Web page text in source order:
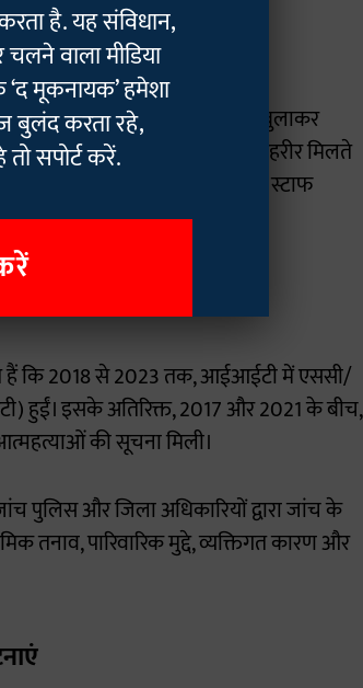
कही जा रही है। फोरेंसिक टीम बुलाकर
है। रिपोर्ट आने पर परिजनों की तहरीर मिलते
बायोइंजीनियरिंग विभाग में शोध स्टाफ
हैं कि 2018 से 2023 तक, आईआईटी में एससी/
हुईं। इसके अतिरिक्त, 2017 और 2021 के बीच,
की सूचना मिली।
पुलिस और जिला अधिकारियों द्वारा जांच के
पारिवारिक मुद्दे, व्यक्तिगत कारण और
है. यह संविधान,
वाला मीडिया
मूकनायक’ हमेशा
बुलंद करता रहे,
सपोर्ट करें.